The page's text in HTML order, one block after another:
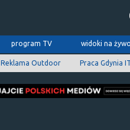
program TV widoki na
Reklama Outdoor Praca Gdynia